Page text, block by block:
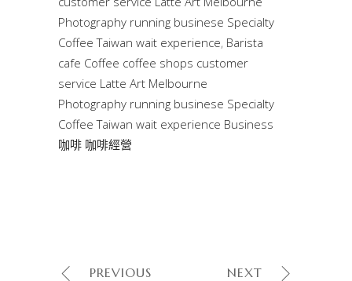
Photography running businese Specialty
Coffee Taiwan wait experience, Barista
cafe Coffee coffee shops customer
service Latte Art Melbourne
Photography running businese Specialty
Coffee Taiwan wait experience Business
咖啡 咖啡經營
PREVIOUS NEXT